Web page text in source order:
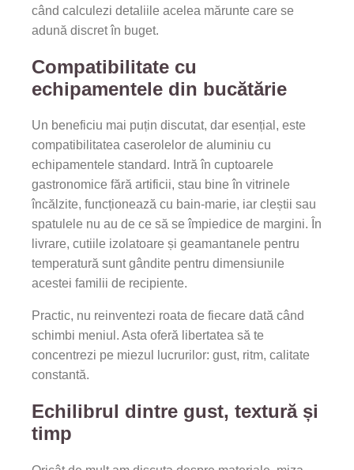
când calculezi detaliile acelea mărunte care se
adună discret în buget.
Compatibilitate cu
echipamentele din bucătărie
Un beneficiu mai puțin discutat, dar esențial, este
compatibilitatea caserolelor de aluminiu cu
echipamentele standard. Intră în cuptoarele
gastronomice fără artificii, stau bine în vitrinele
încălzite, funcționează cu bain-marie, iar cleștii sau
spatulele nu au de ce să se împiedice de margini. În
livrare, cutiile izolatoare și geamantanele pentru
temperatură sunt gândite pentru dimensiunile
acestei familii de recipiente.
Practic, nu reinventezi roata de fiecare dată când
schimbi meniul. Asta oferă libertatea să te
concentrezi pe miezul lucrurilor: gust, ritm, calitate
constantă.
Echilibrul dintre gust, textură și
timp